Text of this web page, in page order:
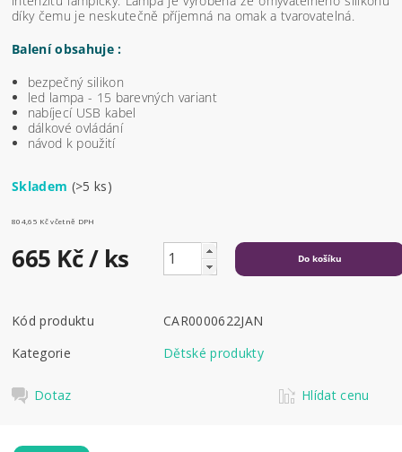
díky čemu je neskutečně příjemná na omak a tvarovatelná.
Balení obsahuje :
bezpečný silikon
led lampa - 15 barevných variant
nabíjecí USB kabel
dálkové ovládání
návod k použití
Skladem (>5 ks)
804,65 Kč včetně DPH
665 Kč/ ks
Kód produktu
CAR0000622JAN
Kategorie
Dětské produkty
Dotaz Hlídat cenu